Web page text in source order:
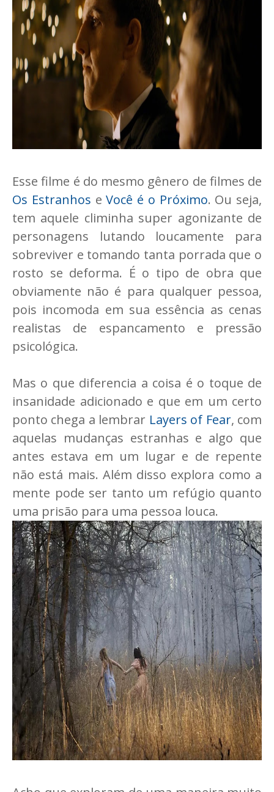
Esse filme é do mesmo gênero de filmes de
Os Estranhos eVocê é o Próximo. Ou seja,
tem aquele climinha super agonizante de
personagens lutando loucamente para
sobreviver e tomando tanta porrada que o
rosto se deforma. É o tipo de obra que
obviamente não é para qualquer pessoa,
pois incomoda em sua essência as cenas
realistas de espancamento e pressão
psicológica.
Mas o que diferencia a coisa é o toque de
insanidade adicionado e que em um certo
ponto chega a lembrar Layers of Fear, com
aquelas mudanças estranhas e algo que
antes estava em um lugar e de repente
não está mais. Além disso explora como a
mente pode ser tanto um refúgio quanto
uma prisão para uma pessoa louca.